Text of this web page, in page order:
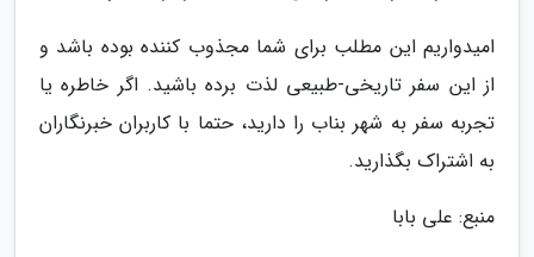
امیدواریم این مطلب برای شما مجذوب کننده بوده باشد و
از این سفر تاریخی-طبیعی لذت برده باشید. اگر خاطره یا
تجربه سفر به شهر بناب را دارید، حتما با کاربران خبرنگاران
به اشتراک بگذارید.
منبع: علی بابا